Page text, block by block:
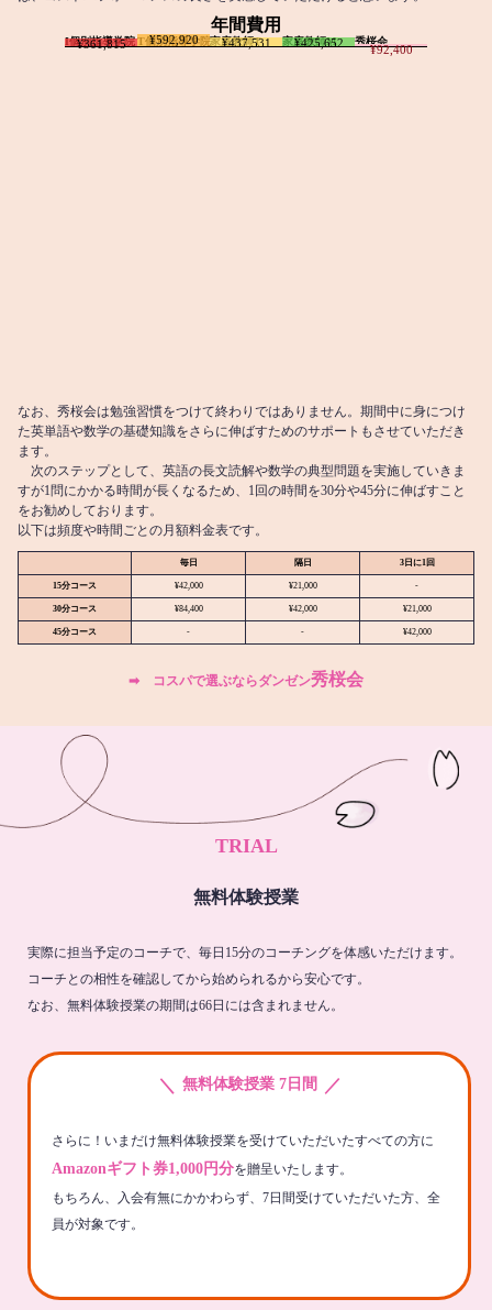
年間費用
I個別指導学院
¥361,815 T個別指導学院
¥592,920 家庭教師T
¥437,531 家庭教師M
¥425,652 秀桜会
¥92,400
なお、秀桜会は勉強習慣をつけて終わりではありません。期間中に身につけ
た英単語や数学の基礎知識をさらに伸ばすためのサポートもさせていただき
ます。
次のステップとして、英語の長文読解や数学の典型問題を実施していきま
すが1問にかかる時間が長くなるため、1回の時間を30分や45分に伸ばすこと
をお勧めしております。
以下は頻度や時間ごとの月額料金表です。
毎日 隔日 3日に1回
15分コース ¥42,000 ¥21,000 -
30分コース ¥84,400 ¥42,000 ¥21,000
45分コース - - ¥42,000
➡︎ コスパで選ぶならダンゼン秀桜会
TRIAL
無料体験授業
実際に担当予定のコーチで、毎日15分のコーチングを体感いただけます。
コーチとの相性を確認してから始められるから安心です。
なお、無料体験授業の期間は66日には含まれません。
＼ 無料体験授業 7日間 ／
さらに！いまだけ無料体験授業を受けていただいたすべての方に
Amazonギフト券1,000円分を贈呈いたします。
もちろん、入会有無にかかわらず、7日間受けていただいた方、全
員が対象です。